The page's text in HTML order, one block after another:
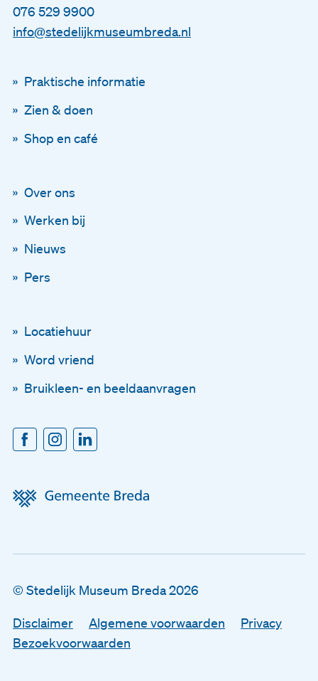
Disclaimer
Algemene voorwaarden
Privacy
076 529 9900
info@stedelijkmuseumbreda.nl
Praktische informatie
Zien & doen
Shop en café
Over ons
Werken bij
Nieuws
Pers
Locatiehuur
Word vriend
Bruikleen- en beeldaanvragen
© Stedelijk Museum Breda 2026
Disclaimer Algemene voorwaarden
Privacy
Bezoekvoorwaarden
Via onze nieuwsbrief
E-mailadres